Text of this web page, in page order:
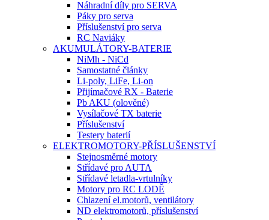
Náhradní díly pro SERVA
Páky pro serva
Příslušenství pro serva
RC Naviáky
AKUMULÁTORY-BATERIE
NiMh - NiCd
Samostatné články
Li-poly, LiFe, Li-on
Přijímačové RX - Baterie
Pb AKU (olověné)
Vysílačové TX baterie
Příslušenství
Testery baterií
ELEKTROMOTORY-PŘÍSLUŠENSTVÍ
Stejnosměrné motory
Střídavé pro AUTA
Střídavé letadla-vrtulníky
Motory pro RC LODĚ
Chlazení el.motorů, ventilátory
ND elektromotorů, příslušenství